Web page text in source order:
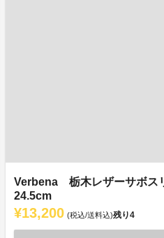
Verbena 栃木レザーサボ
24.5cm
¥13,200 (税込/送料込)残り4